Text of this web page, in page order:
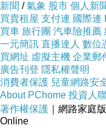
信長壁
是土牆
新聞 /氣象 股市 個人新
買賣租屋 支付連 國際連
買車 旅行團 汽車險推薦
一元簡訊 直播達人 數位
買網址 虛擬主機 企業郵
廣告刊登 隱私權聲明
消費者保護 兒童網路安
About PChome 投資人
著作權保護 ｜網路家庭
Online